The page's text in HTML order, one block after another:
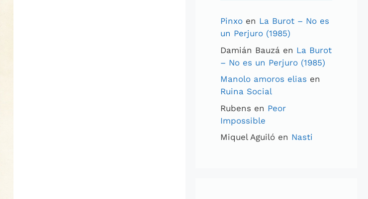
Pinxo en La Burot – No es
un Perjuro (1985)
Damián Bauzá en La Burot
– No es un Perjuro (1985)
Manolo amoros elias en
Ruina Social
Rubens en Peor
Impossible
Miquel Aguiló en Nasti